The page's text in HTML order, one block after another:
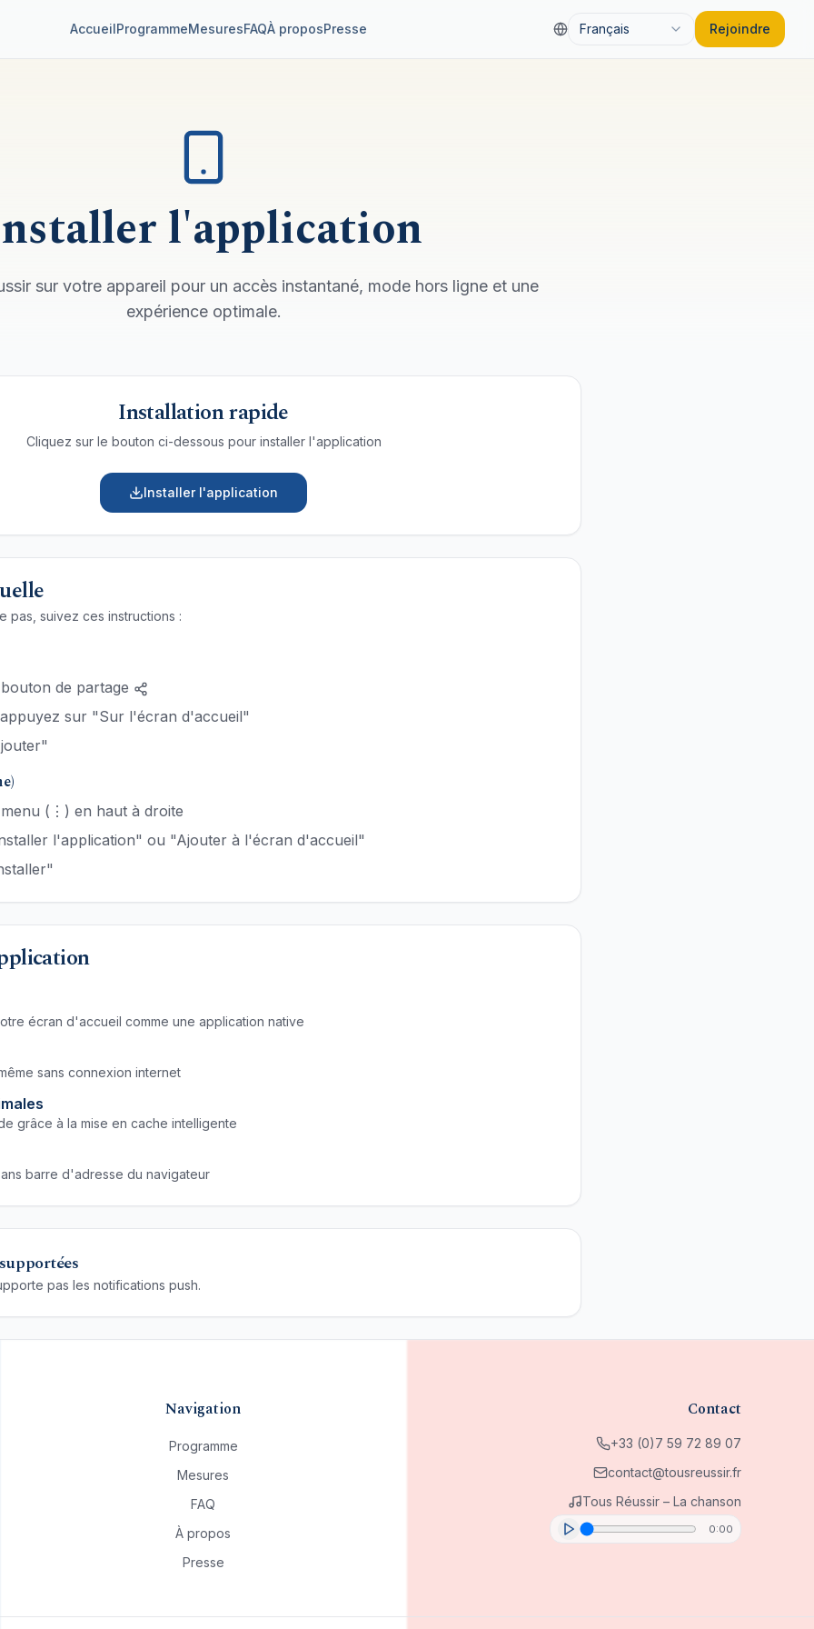
AccueilProgrammeMesuresFAQÀ proposPresse Français Rejoindre
l'application
sur votre appareil pour un accès instantané, mode hors ligne et une
expérience optimale.
Installation rapide
Cliquez sur le bouton ci-dessous pour installer l'application
Installer l'application
pas, suivez ces instructions :
de partage
sur "Sur l'écran d'accueil"
(⋮) en haut à droite
l'application" ou "Ajouter à l'écran d'accueil"
écran d'accueil comme une application native
sans connexion internet
grâce à la mise en cache intelligente
barre d'adresse du navigateur
pas les notifications push.
Navigation
Programme
Mesures
FAQ
À propos
Presse
Contact
+33 (0)7 59 72 89 07
contact@tousreussir.fr
Tous Réussir – La chanson
0:00